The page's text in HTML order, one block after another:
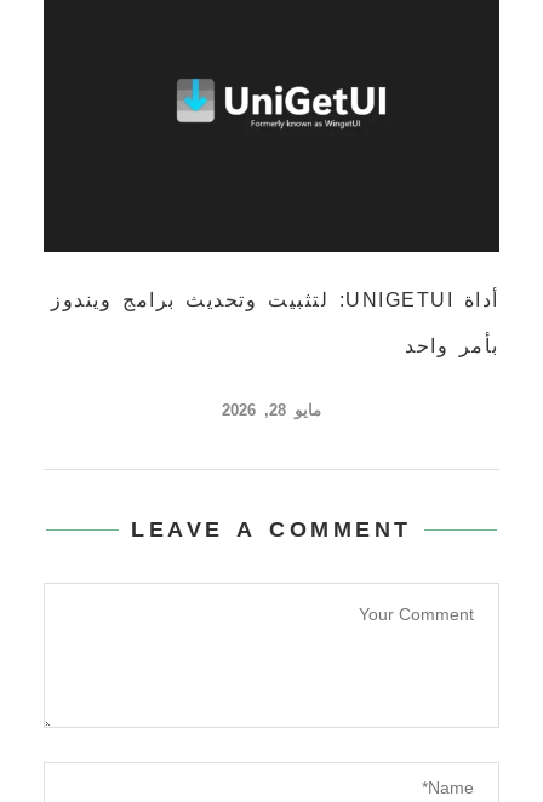
أداة UNIGETUI: لتثبيت وتحديث برامج ويندوز
بأمر واحد
مايو 28, 2026
LEAVE A COMMENT